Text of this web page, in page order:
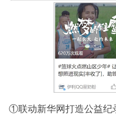
①联动新华网打造公益纪